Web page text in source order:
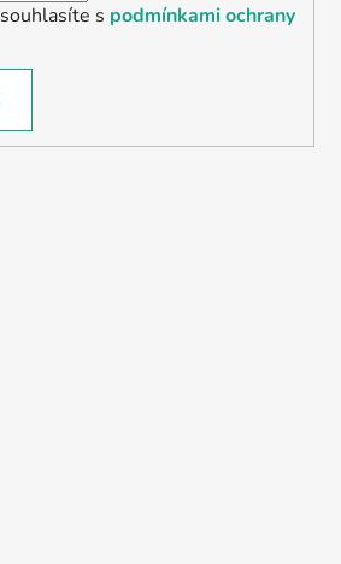
s podmínkami ochrany